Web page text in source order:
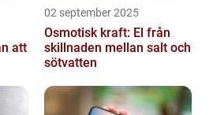
att
02 september 2025
Osmotisk kraft: El från
skillnaden mellan salt och
sötvatten